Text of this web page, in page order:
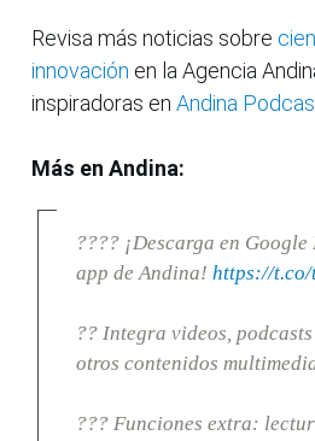
Revisa más noticias sobre
innovación en la Agencia
inspiradoras en Andina
Más en Andina:
???? ¡Descarga en
app de Andina! https://t.co/
?? Integra videos,
otros contenidos
??? Funciones extra: